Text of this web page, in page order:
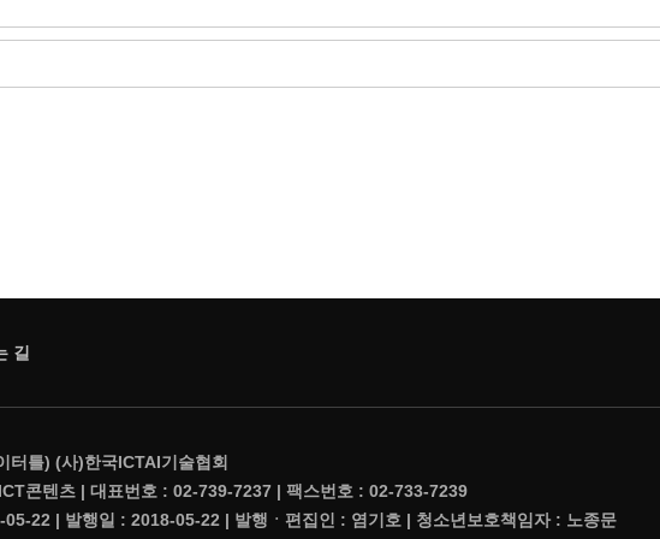
길
터틀) (사)한국ICTAI기술협회
콘텐츠 | 대표번호 : 02-739-7237 | 팩스번호 : 02-733-7239
22 | 발행일 : 2018-05-22 | 발행ㆍ편집인 : 염기호 | 청소년보호책임자 : 노종문